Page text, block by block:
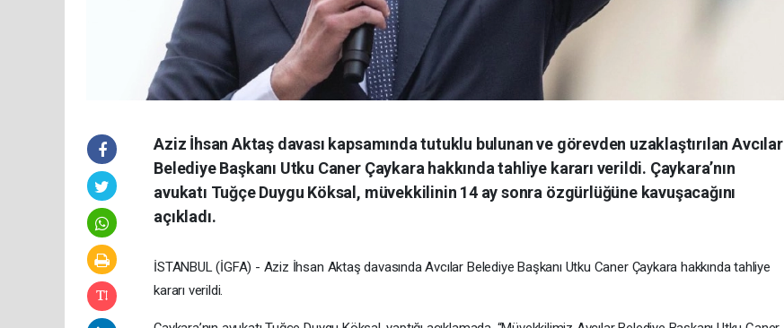
Aziz İhsan Aktaş davası kapsamında tutuklu bulunan ve görevden uzaklaştırılan Avcılar
Belediye Başkanı Utku Caner Çaykara hakkında tahliye kararı verildi. Çaykara’nın
avukatı Tuğçe Duygu Köksal, müvekkilinin 14 ay sonra özgürlüğüne kavuşacağını
açıkladı.
İSTANBUL (İGFA) - Aziz İhsan Aktaş davasında Avcılar Belediye Başkanı Utku Caner Çaykara hakkında tahliye
kararı verildi.